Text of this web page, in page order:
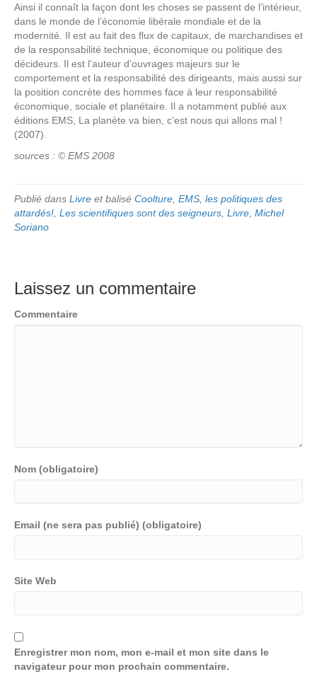
Ainsi il connaît la façon dont les choses se passent de l’intérieur,
dans le monde de l’économie libérale mondiale et de la
modernité. Il est au fait des flux de capitaux, de marchandises et
de la responsabilité technique, économique ou politique des
décideurs. Il est l’auteur d’ouvrages majeurs sur le
comportement et la responsabilité des dirigeants, mais aussi sur
la position concrète des hommes face à leur responsabilité
économique, sociale et planétaire. Il a notamment publié aux
éditions EMS, La planète va bien, c’est nous qui allons mal !
(2007).
sources : © EMS 2008
Publié dans Livre et balisé Coolture EMS les politiques des
attardés! Les scientifiques sont des seigneurs Livre Michel
Soriano
Laissez un commentaire
Commentaire
Nom (obligatoire)
Email (ne sera pas publié) (obligatoire)
Site Web
Enregistrer mon nom, mon e-mail et mon site dans le
navigateur pour mon prochain commentaire.